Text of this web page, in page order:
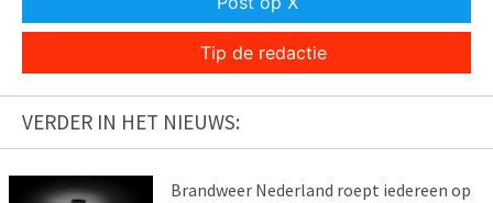
Tip de redactie
VERDER IN HET NIEUWS:
Brandweer Nederland roept iedereen op